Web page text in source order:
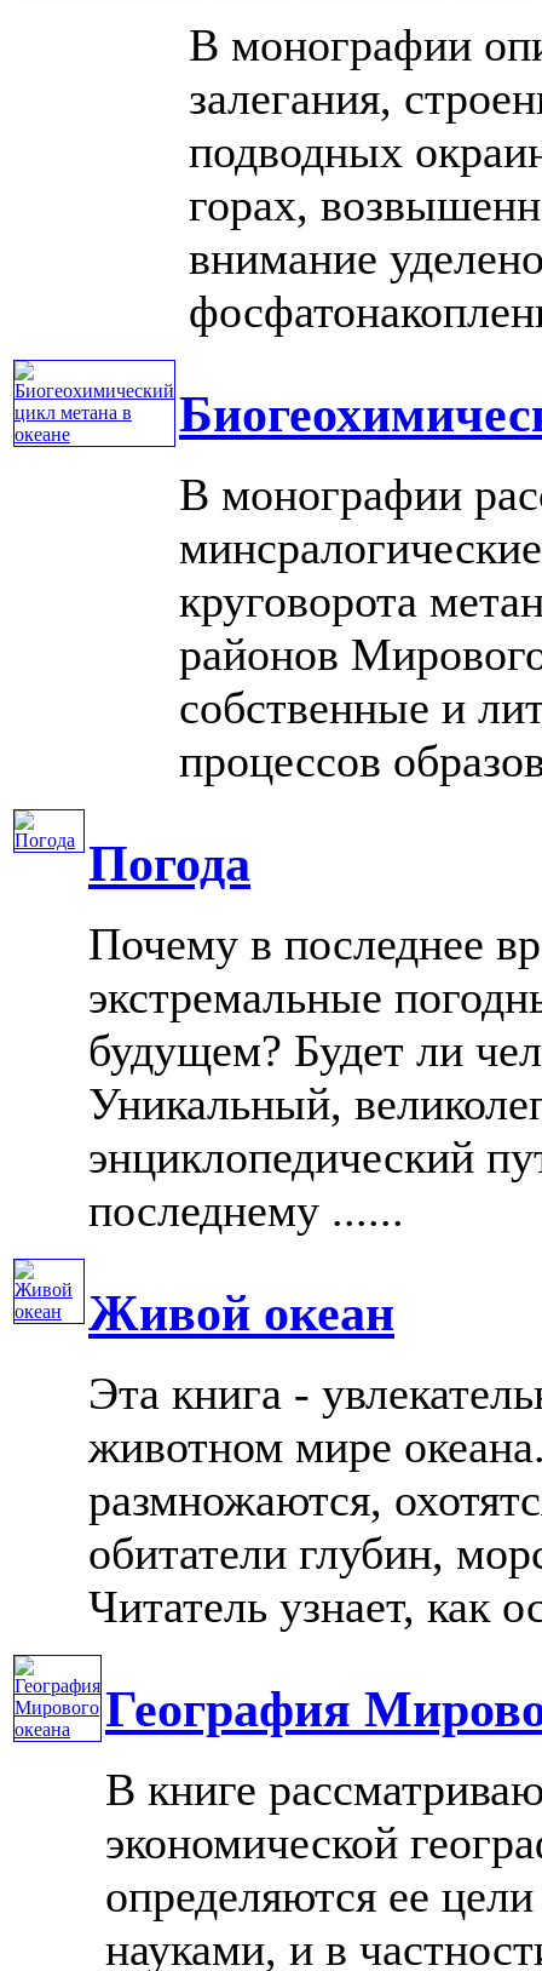
В монографии
залегания,
подводных
горах,
внимание
В монографии
круговорота
районов
собственные и
процессов
Погода
Почему в последнее
экстремальные
будущем? Будет ли
Уникальный,
энциклопедический
последнему ......
Живой океан
Эта книга -
животном мире
размножаются,
обитатели глубин,
Читатель узнает, как
География
В книге
экономической
определяются ее
науками, и в